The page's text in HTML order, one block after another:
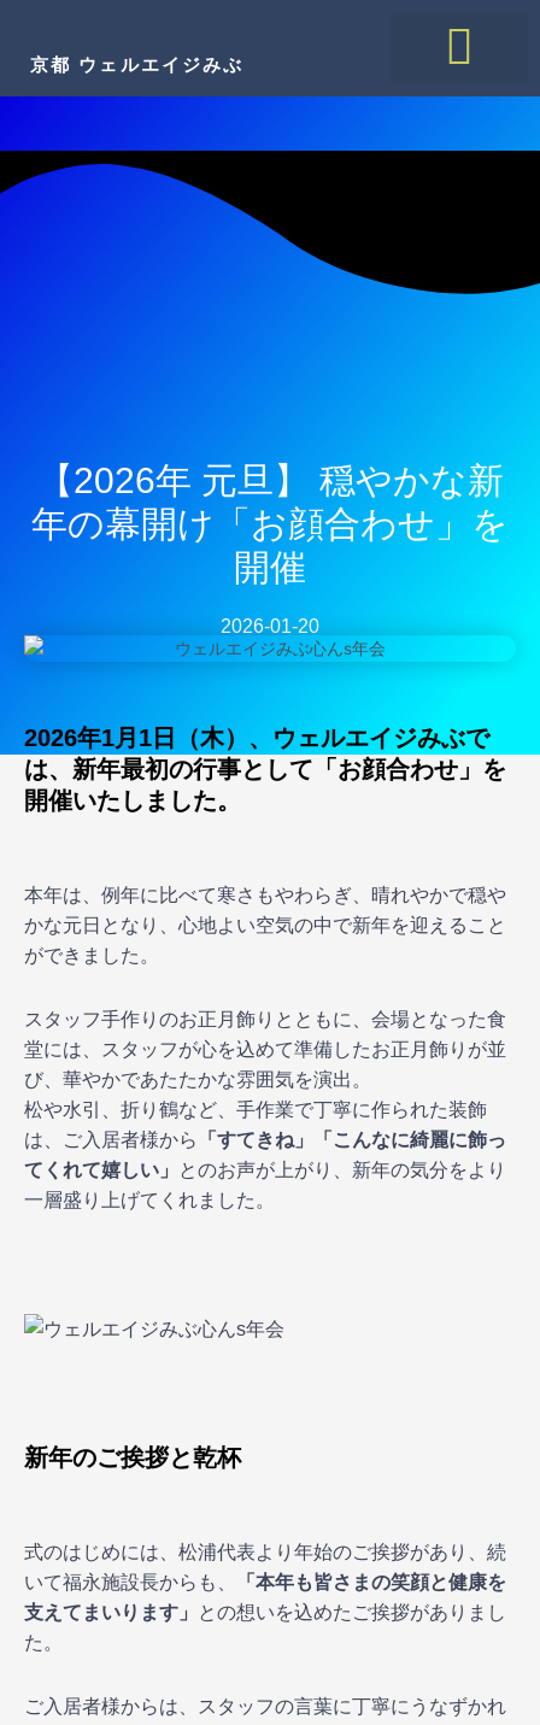
京都 ウェルエイジみぶ
【2026年 元旦】 穏やかな新
年の幕開け「お顔合わせ」を
開催
2026-01-20
2026年1月1日（木）、ウェルエイジみぶで
は、新年最初の行事として「お顔合わせ」を
開催いたしました。
本年は、例年に比べて寒さもやわらぎ、晴れやかで穏や
かな元日となり、心地よい空気の中で新年を迎えること
ができました。
スタッフ手作りのお正月飾りとともに、会場となった食
堂には、スタッフが心を込めて準備したお正月飾りが並
び、華やかであたたかな雰囲気を演出。
松や水引、折り鶴など、手作業で丁寧に作られた装飾
は、ご入居者様から
「すてきね」「こんなに綺麗に飾っ
てくれて嬉しい」
とのお声が上がり、新年の気分をより
一層盛り上げてくれました。
新年のご挨拶と乾杯
式のはじめには、松浦代表より年始のご挨拶があり、続
いて福永施設長からも、
「本年も皆さまの笑顔と健康を
支えてまいります」
との想いを込めたご挨拶がありまし
た。
ご入居者様からは、スタッフの言葉に丁寧にうなずかれ